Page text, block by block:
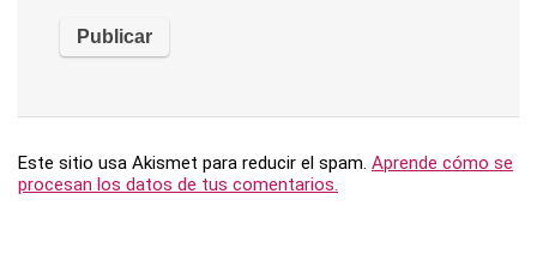
Este sitio usa Akismet para reducir el spam. Aprende cómo se
procesan los datos de tus comentarios.